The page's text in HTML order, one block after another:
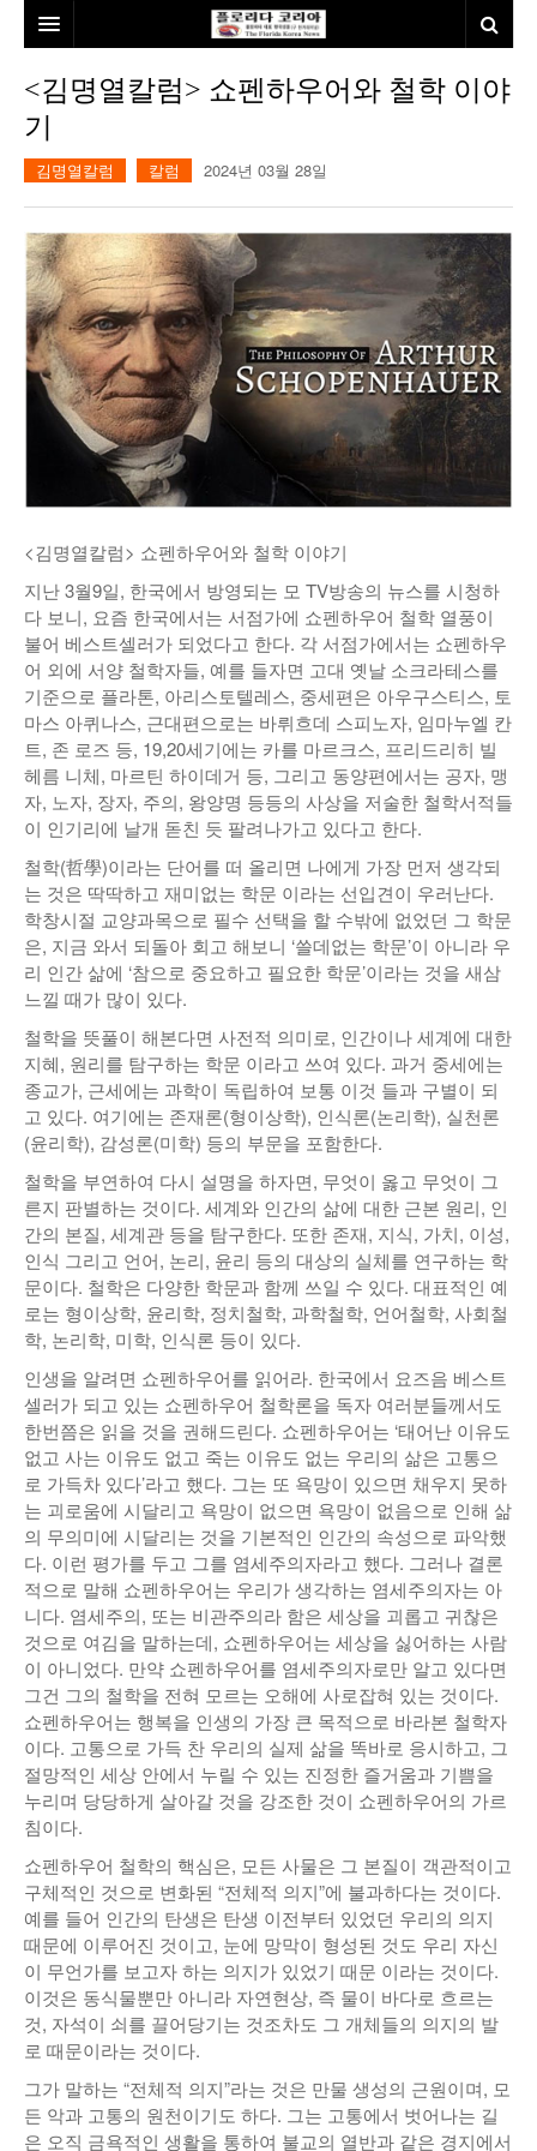
뉴스
미국
발행인칼럼
김명열칼럼
이명덕칼럼
김선옥칼럼
김원동칼럼
건강
본보특집
100인선/독자광장
100인선
독자광장
여행
인근여행지
낚시/비치
골프
인터뷰/탐방
<김명열칼럼> 쇼펜하우어와 철학 이야
기
김명열칼럼 칼럼 2024년 03월 28일
<김명열칼럼> 쇼펜하우어와 철학 이야기
지난 3월9일, 한국에서 방영되는 모 TV방송의 뉴스를 시청하
다 보니, 요즘 한국에서는 서점가에 쇼펜하우어 철학 열풍이
불어 베스트셀러가 되었다고 한다. 각 서점가에서는 쇼펜하우
어 외에 서양 철학자들, 예를 들자면 고대 옛날 소크라테스를
기준으로 플라톤, 아리스토텔레스, 중세편은 아우구스티스, 토
마스 아퀴나스, 근대편으로는 바뤼흐데 스피노자, 임마누엘 칸
트, 존 로즈 등, 19,20세기에는 카를 마르크스, 프리드리히 빌
헤름 니체, 마르틴 하이데거 등, 그리고 동양편에서는 공자, 맹
자, 노자, 장자, 주의, 왕양명 등등의 사상을 저술한 철학서적들
이 인기리에 날개 돋친 듯 팔려나가고 있다고 한다.
철학(哲學)이라는 단어를 떠 올리면 나에게 가장 먼저 생각되
는 것은 딱딱하고 재미없는 학문 이라는 선입견이 우러난다.
학창시절 교양과목으로 필수 선택을 할 수밖에 없었던 그 학문
은, 지금 와서 되돌아 회고 해보니 ‘쓸데없는 학문’이 아니라 우
리 인간 삶에 ‘참으로 중요하고 필요한 학문’이라는 것을 새삼
느낄 때가 많이 있다.
철학을 뜻풀이 해본다면 사전적 의미로, 인간이나 세계에 대한
지혜, 원리를 탐구하는 학문 이라고 쓰여 있다. 과거 중세에는
종교가, 근세에는 과학이 독립하여 보통 이것 들과 구별이 되
고 있다. 여기에는 존재론(형이상학), 인식론(논리학), 실천론
(윤리학), 감성론(미학) 등의 부문을 포함한다.
철학을 부연하여 다시 설명을 하자면, 무엇이 옳고 무엇이 그
른지 판별하는 것이다. 세계와 인간의 삶에 대한 근본 원리, 인
간의 본질, 세계관 등을 탐구한다. 또한 존재, 지식, 가치, 이성,
인식 그리고 언어, 논리, 윤리 등의 대상의 실체를 연구하는 학
문이다. 철학은 다양한 학문과 함께 쓰일 수 있다. 대표적인 예
로는 형이상학, 윤리학, 정치철학, 과학철학, 언어철학, 사회철
학, 논리학, 미학, 인식론 등이 있다.
인생을 알려면 쇼펜하우어를 읽어라. 한국에서 요즈음 베스트
셀러가 되고 있는 쇼펜하우어 철학론을 독자 여러분들께서도
한번쯤은 읽을 것을 권해드린다. 쇼펜하우어는 ‘태어난 이유도
없고 사는 이유도 없고 죽는 이유도 없는 우리의 삶은 고통으
로 가득차 있다’라고 했다. 그는 또 욕망이 있으면 채우지 못하
는 괴로움에 시달리고 욕망이 없으면 욕망이 없음으로 인해 삶
의 무의미에 시달리는 것을 기본적인 인간의 속성으로 파악했
다. 이런 평가를 두고 그를 염세주의자라고 했다. 그러나 결론
적으로 말해 쇼펜하우어는 우리가 생각하는 염세주의자는 아
니다. 염세주의, 또는 비관주의라 함은 세상을 괴롭고 귀찮은
것으로 여김을 말하는데, 쇼펜하우어는 세상을 싫어하는 사람
이 아니었다. 만약 쇼펜하우어를 염세주의자로만 알고 있다면
그건 그의 철학을 전혀 모르는 오해에 사로잡혀 있는 것이다.
쇼펜하우어는 행복을 인생의 가장 큰 목적으로 바라본 철학자
이다. 고통으로 가득 찬 우리의 실제 삶을 똑바로 응시하고, 그
절망적인 세상 안에서 누릴 수 있는 진정한 즐거움과 기쁨을
누리며 당당하게 살아갈 것을 강조한 것이 쇼펜하우어의 가르
침이다.
쇼펜하우어 철학의 핵심은, 모든 사물은 그 본질이 객관적이고
구체적인 것으로 변화된 “전체적 의지”에 불과하다는 것이다.
예를 들어 인간의 탄생은 탄생 이전부터 있었던 우리의 의지
때문에 이루어진 것이고, 눈에 망막이 형성된 것도 우리 자신
이 무언가를 보고자 하는 의지가 있었기 때문 이라는 것이다.
이것은 동식물뿐만 아니라 자연현상, 즉 물이 바다로 흐르는
것, 자석이 쇠를 끌어당기는 것조차도 그 개체들의 의지의 발
로 때문이라는 것이다.
그가 말하는 “전체적 의지”라는 것은 만물 생성의 근원이며, 모
든 악과 고통의 원천이기도 하다. 그는 고통에서 벗어나는 길
은 오직 금욕적인 생활을 통하여 불교의 열반과 같은 경지에서